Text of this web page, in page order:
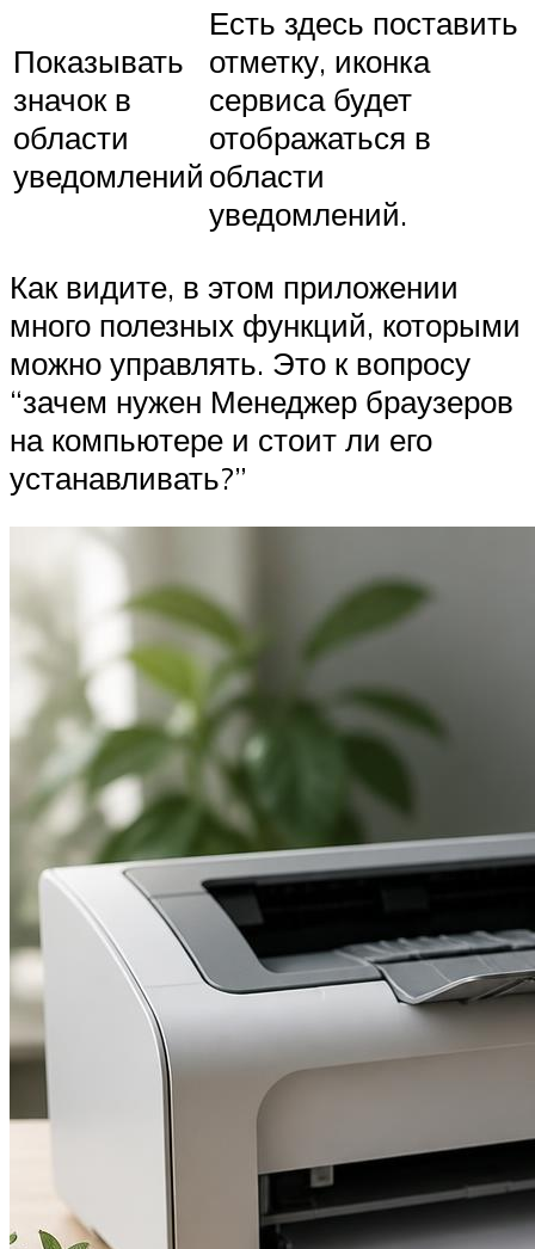
Показывать
значок в
области
уведомлений
Есть здесь поставить
отметку, иконка
сервиса будет
отображаться в
области
уведомлений.
Как видите, в этом приложении
много полезных функций, которыми
можно управлять. Это к вопросу
“зачем нужен Менеджер браузеров
на компьютере и стоит ли его
устанавливать?”